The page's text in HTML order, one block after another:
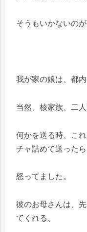
そうもいかないのが
我が家の娘は、都
当然、核家族、二人
何かを送る時、こ
チャ詰めて送ったら
怒ってました。
彼のお母さんは、
てくれる、